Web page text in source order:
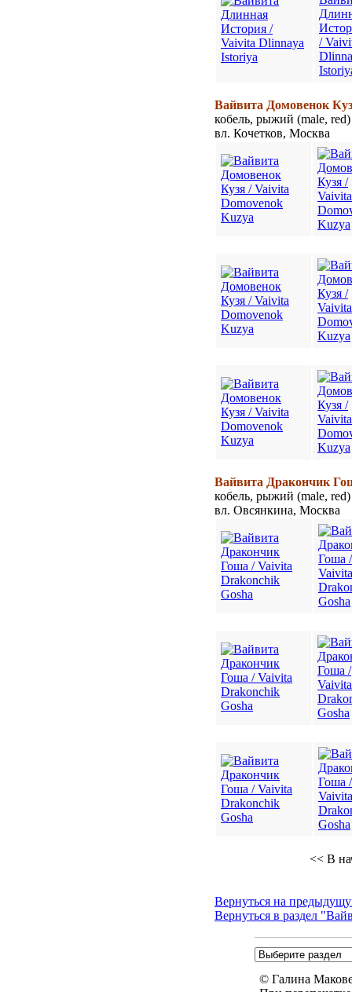
Вайвита Домовенок
кобель, рыжий (male, red)
вл. Кочетков, Москва
Вайвита Дракончик
кобель, рыжий (male, red)
вл. Овсянкина, Москва
<< В
Вернуться на
Вернуться в раздел
© Галина